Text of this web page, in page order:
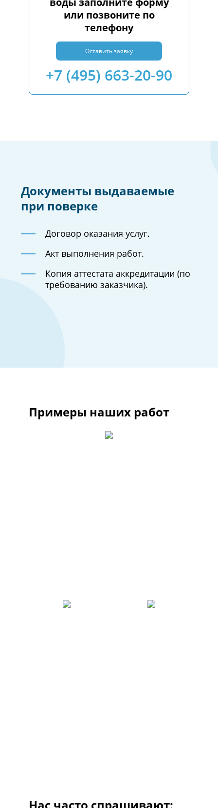
или позвоните по
телефону
Оставить заявку
+7 (495) 663-20-90
Документы выдаваемые
при поверке
Договор оказания услуг.
Акт выполнения работ.
Копия аттестата аккредитации (по
требованию заказчика).
Примеры наших работ